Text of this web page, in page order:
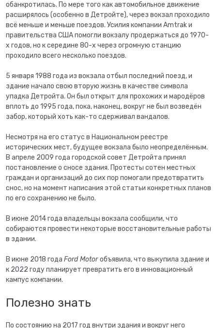
обанкротилась. По мере того как автомобильное движение
расширялось (особенно в Детройте), через вокзал проходило
всё меньше и меньше поездов. Усилия компании Amtrak и
правительства США помогли вокзалу продержаться до 1970-
х годов, но к середине 80-х через огромную станцию
проходило всего несколько поездов.
5 января 1988 года из вокзала отбыл последний поезд, и
здание начало свою вторую жизнь в качестве символа
упадка Детройта. Он был открыт для прохожих и мародёров
вплоть до 1995 года, пока, наконец, вокруг не был возведён
забор, который хоть как-то сдерживал вандалов.
Несмотря на его статус в Национальном реестре
исторических мест, будущее вокзала было неопределённым.
В апреле 2009 года городской совет Детройта принял
постановление о сносе здания. Протесты сотен местных
граждан и организаций до сих пор помогали предотвратить
снос, но на момент написания этой статьи конкретных планов
по его сохранению не было.
В июне 2014 года владельцы вокзала сообщили, что
собираются провести некоторые восстановительные работы
в здании.
В июне 2018 года Ford Motorобъявила, что выкупила здание и
к 2022 году планирует превратить его в инновационный
кампус компании.
Полезно знать
По состоянию на 2017 год внутри здания и вокруг него